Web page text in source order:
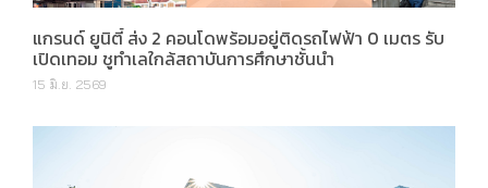
แกรนด์ ยูนิตี้ ส่ง 2 คอนโดพร้อมอยู่ติดรถไฟฟ้า 0 เมตร รับ
เปิดเทอม ชูทำเลใกล้สถาบันการศึกษาชั้นนำ
15 มิ.ย. 2569